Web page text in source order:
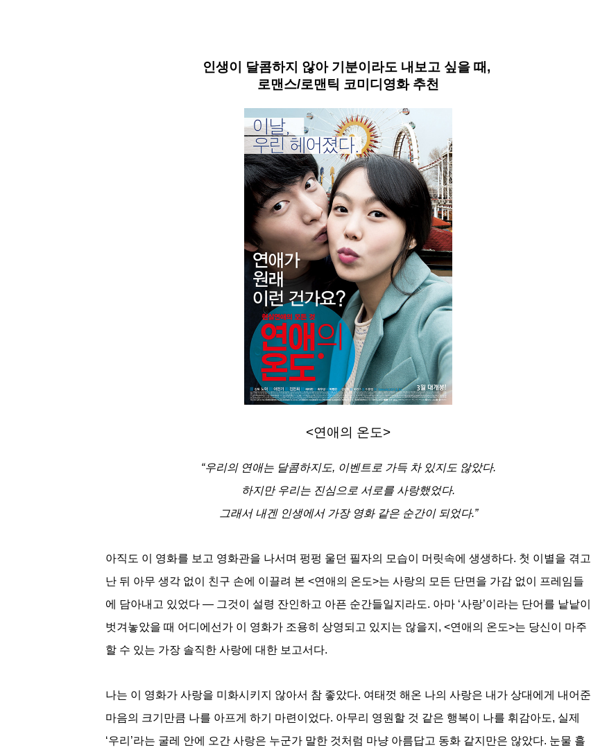
인생이 달콤하지 않아 기분이라도 내보고 싶을 때 ,
로맨스/로맨틱 코미디영화 추천
<연애의 온도>
“우리의 연애는 달콤하지도, 이벤트로 가득 차 있지도 않았다.
하지만 우리는 진심으로 서로를 사랑했었다.
그래서 내겐 인생에서 가장 영화 같은 순간이 되었다.”
아직도 이 영화를 보고 영화관을 나서며 펑펑 울던 필자의 모습이 머릿속에 생생하다. 첫 이별을 겪고
난 뒤 아무 생각 없이 친구 손에 이끌려 본 <연애의 온도>는 사랑의 모든 단면을 가감 없이 프레임들
에 담아내고 있었다 — 그것이 설령 잔인하고 아픈 순간들일지라도. 아마 ‘사랑’이라는 단어를 낱낱이
벗겨놓았을 때 어디에선가 이 영화가 조용히 상영되고 있지는 않을지, <연애의 온도>는 당신이 마주
할 수 있는 가장 솔직한 사랑에 대한 보고서다.
나는 이 영화가 사랑을 미화시키지 않아서 참 좋았다. 여태껏 해온 나의 사랑은 내가 상대에게 내어준
마음의 크기만큼 나를 아프게 하기 마련이었다. 아무리 영원할 것 같은 행복이 나를 휘감아도, 실제
‘우리’라는 굴레 안에 오간 사랑은 누군가 말한 것처럼 마냥 아름답고 동화 같지만은 않았다. 눈물 흘